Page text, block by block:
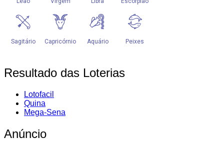
Resultado das Loterias
Lotofacil
Quina
Mega-Sena
Anúncio